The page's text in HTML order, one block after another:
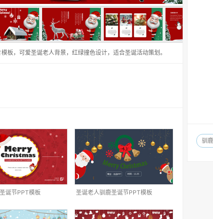
驯鹿
板，可爱圣诞老人背景，红绿撞色设计，适合圣诞活动策划。
诞节PPT模板 圣诞老人驯鹿圣诞节PPT模板